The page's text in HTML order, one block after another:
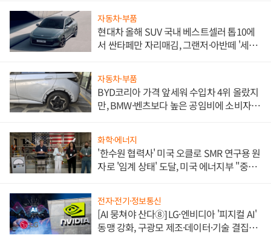
자동차·부품
현대차 올해 SUV 국내 베스트셀러 톱10에
서 싼타페만 자리매김, 그랜저·아반떼 '세단
자동차·부품
BYD코리아 가격 앞세워 수입차 4위 올랐지
만, BMW·벤츠보다 높은 공임비에 소비자
화학·에너지
'한수원 협력사' 미국 오클로 SMR 연구용 원
자로 '임계 상태' 도달, 미국 에너지부 "중요
전자·전기·정보통신
[AI 뭉쳐야 산다⑧] LG·엔비디아 '피지컬 AI'
동맹 강화, 구광모 제조·데이터·기술 결집